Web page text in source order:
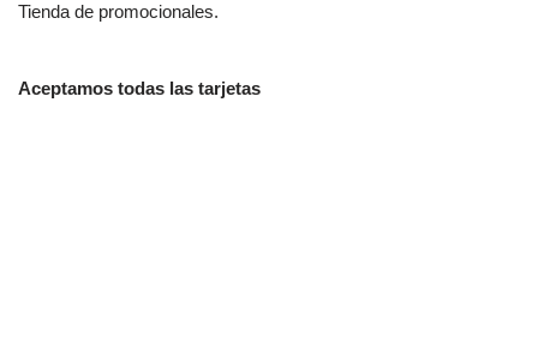
Tienda de promocionales.
Aceptamos todas las tarjetas